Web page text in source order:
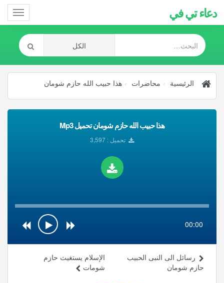
دعاء تي في
الرئيسية محاضرات هذا حبيب الله حازم شومان
هذا حبيب الله حازم شومان تحميل Mp3
تحميل : 3,597
00:00
الإسلام يستغيث حازم
شومات
رسائل الى النبى الحبيب
حازم شومان